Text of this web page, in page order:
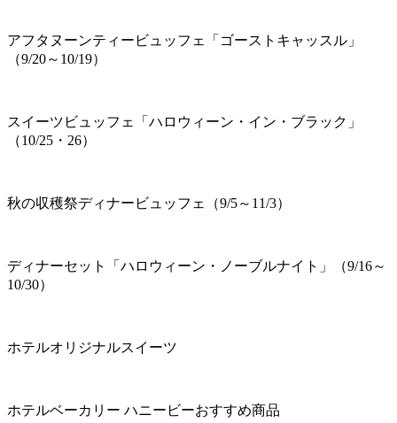
アフタヌーンティービュッフェ「ゴーストキャッスル」
（9/20～10/19）
スイーツビュッフェ「ハロウィーン・イン・ブラック」
（10/25・26）
秋の収穫祭ディナービュッフェ（9/5～11/3）
ディナーセット「ハロウィーン・ノーブルナイト」（9/16～
10/30）
ホテルオリジナルスイーツ
ホテルベーカリー ハニービーおすすめ商品